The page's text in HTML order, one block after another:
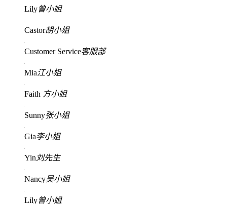
Lily曾小姐
Castor胡小姐
Customer Service客服部
Mia江小姐
Faith 方小姐
Sunny张小姐
Gia李小姐
Yin 刘先生
Nancy吴小姐
Lily曾小姐